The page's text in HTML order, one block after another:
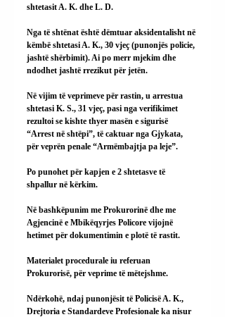
shtetasit A. K. dhe L. D.
Nga të shtënat është dëmtuar aksidentalisht në
këmbë shtetasi A. K., 30 vjeç (punonjës policie,
jashtë shërbimit). Ai po merr mjekim dhe
ndodhet jashtë rrezikut për jetën.
Në vijim të veprimeve për rastin, u arrestua
shtetasi K. S., 31 vjeç, pasi nga verifikimet
rezultoi se kishte thyer masën e sigurisë
“Arrest në shtëpi”, të caktuar nga Gjykata,
për veprën penale “Armëmbajtja pa leje”.
Po punohet për kapjen e 2 shtetasve të
shpallur në kërkim.
Në bashkëpunim me Prokurorinë dhe me
Agjencinë e Mbikëqyrjes Policore vijojnë
hetimet për dokumentimin e plotë të rastit.
Materialet procedurale iu referuan
Prokurorisë, për veprime të mëtejshme.
Ndërkohë, ndaj punonjësit të Policisë A. K.,
Drejtoria e Standardeve Profesionale ka nisur